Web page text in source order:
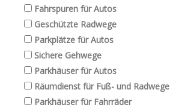
Fahrspuren für Autos
Geschützte Radwege
Parkplätze für Autos
Sichere Gehwege
Parkhäuser für Autos
Räumdienst für Fuß- und Radwege
Parkhäuser für Fahrräder